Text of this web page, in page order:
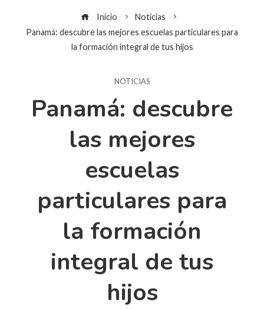
Inicio
Noticias
Panamá: descubre las mejores escuelas particulares para
la formación integral de tus hijos
NOTICIAS
Panamá: descubre
las mejores
escuelas
particulares para
la formación
integral de tus
hijos